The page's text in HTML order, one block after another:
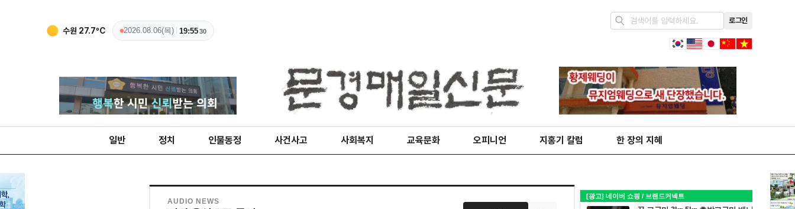
수원 27.7ºC 2026.08.06(목) 19:5531
로그인
일반 정치 인물동정 사건사고 사회복지 교육문화 오피니언 지홍기 칼럼 한 장의 지혜
AUDIO NEWS